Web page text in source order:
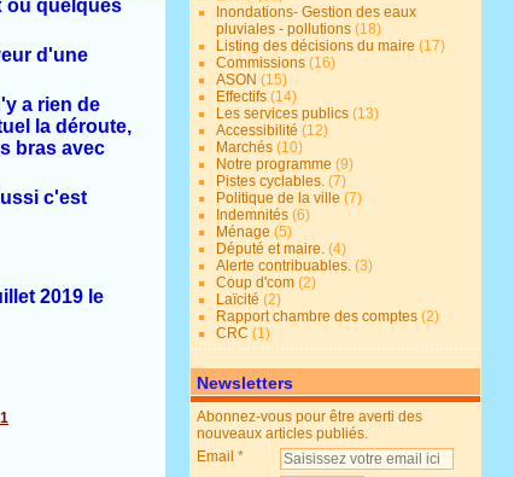
ou quelques
d'une
a rien de
la déroute,
bras avec
c'est
2019 le
Inondations- Gestion des eaux
pluviales - pollutions (18)
Listing des décisions du maire (17)
Commissions (16)
ASON (15)
Effectifs (14)
Les services publics (13)
Accessibilité (12)
Marchés (10)
Notre programme (9)
Pistes cyclables. (7)
Politique de la ville (7)
Indemnités (6)
Ménage (5)
Député et maire. (4)
Alerte contribuables. (3)
Coup d'com (2)
Laïcité (2)
Rapport chambre des comptes (2)
CRC (1)
Newsletters
Abonnez-vous pour être averti des
nouveaux articles publiés.
Email